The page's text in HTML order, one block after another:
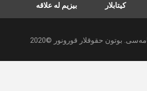
کیتابلار بیزیم له علاقه
بوتون حقوقلار قورونور ©2020